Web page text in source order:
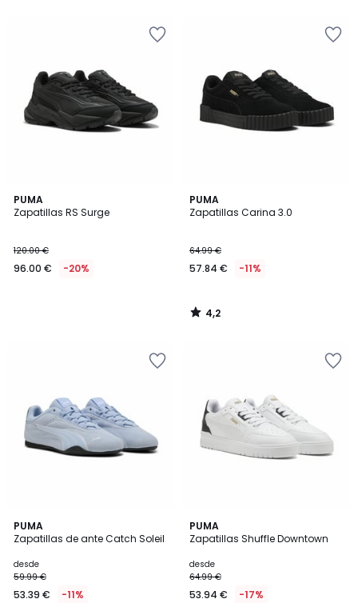
PUMA
Zapatillas RS Surge
120.00 €
96.00 € -20%
PUMA
Zapatillas Carina 3.0
64.99 €
57.84 € -11%
4,2
/ 5
4,2
/
PUMA
Zapatillas de ante Catch Soleil
desde
59.99 €
53.39 € -11%
5
/
2
Colores
PUMA
Zapatillas Shuffle Downtown
desde
64.99 €
53.94 € -17%
4
/
4
Colores